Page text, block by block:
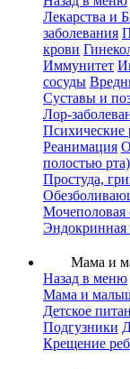
Лекарства и
заболевания
крови
Иммунитет
сосуды
Суставы и
Лор-
Психические
Реанимация
полостью рта)
Простуда,
Мочеполовая
Эндокринная
Мама и
Назад в меню
Мама и
Детское
Подгузники
Крещение